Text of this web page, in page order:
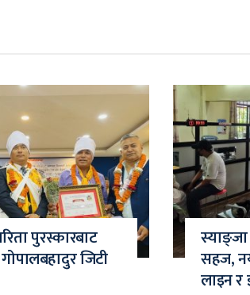
पुरस्कारबाट
जिटी सहज,
लाइन